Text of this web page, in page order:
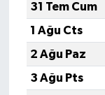
31 Tem Cum
1 Ağu Cts
2 Ağu Paz
3 Ağu Pts